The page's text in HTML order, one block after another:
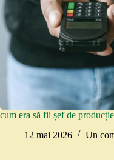
cum era să fii șef de
12 mai 2026
Un